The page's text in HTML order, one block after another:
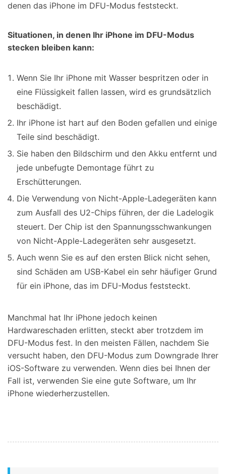
denen das iPhone im DFU-Modus feststeckt.
Situationen, in denen Ihr iPhone im DFU-Modus
stecken bleiben kann:
Wenn Sie Ihr iPhone mit Wasser bespritzen oder in
eine Flüssigkeit fallen lassen, wird es grundsätzlich
beschädigt.
Ihr iPhone ist hart auf den Boden gefallen und einige
Teile sind beschädigt.
Sie haben den Bildschirm und den Akku entfernt und
jede unbefugte Demontage führt zu
Erschütterungen.
Die Verwendung von Nicht-Apple-Ladegeräten kann
zum Ausfall des U2-Chips führen, der die Ladelogik
steuert. Der Chip ist den Spannungsschwankungen
von Nicht-Apple-Ladegeräten sehr ausgesetzt.
Auch wenn Sie es auf den ersten Blick nicht sehen,
sind Schäden am USB-Kabel ein sehr häufiger Grund
für ein iPhone, das im DFU-Modus feststeckt.
Manchmal hat Ihr iPhone jedoch keinen
Hardwareschaden erlitten, steckt aber trotzdem im
DFU-Modus fest. In den meisten Fällen, nachdem Sie
versucht haben, den DFU-Modus zum Downgrade Ihrer
iOS-Software zu verwenden. Wenn dies bei Ihnen der
Fall ist, verwenden Sie eine gute Software, um Ihr
iPhone wiederherzustellen.